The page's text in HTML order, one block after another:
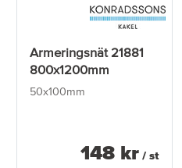
Armeringsnät 21881
800x1200mm
50x100mm
148 kr / st